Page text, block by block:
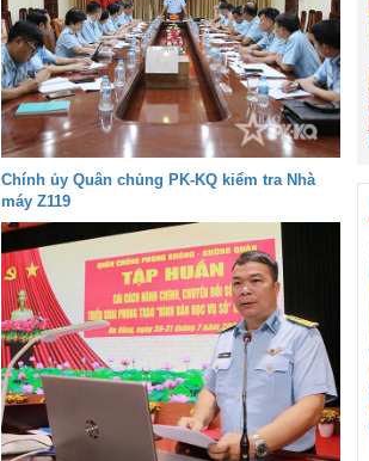
Chính ủy Quân chủng PK-KQ kiểm tra Nhà
máy Z119